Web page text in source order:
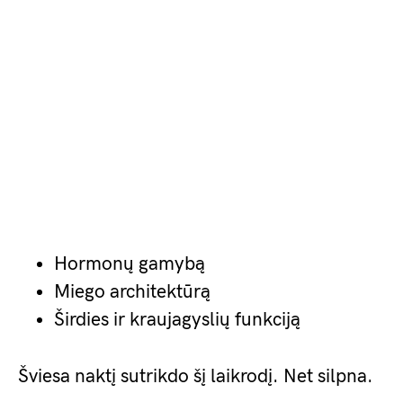
Hormonų gamybą
Miego architektūrą
Širdies ir kraujagyslių funkciją
Šviesa naktį sutrikdo šį laikrodį. Net silpna.